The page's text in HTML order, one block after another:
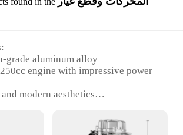
grade aluminum alloy
engine with impressive power
modern aesthetics
engine set, including all necessary